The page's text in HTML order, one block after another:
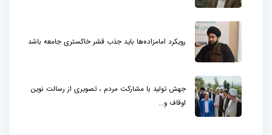
رویکرد امامزاده‌ها باید جذب قشر خاکستری جامعه باشد
جهش تولید با مشارکت مردم ، تصویری از رسالت نوین
اوقاف و...